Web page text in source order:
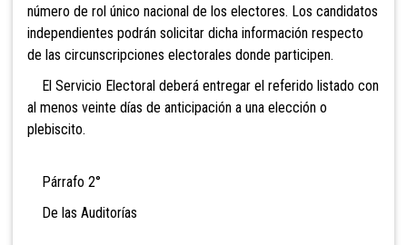
número de rol único nacional de los electores. Los candidatos
independientes podrán solicitar dicha información respecto
de las circunscripciones electorales donde participen.
El Servicio Electoral deberá entregar el referido listado con
al menos veinte días de anticipación a una elección o
plebiscito.
Párrafo 2°
De las Auditorías